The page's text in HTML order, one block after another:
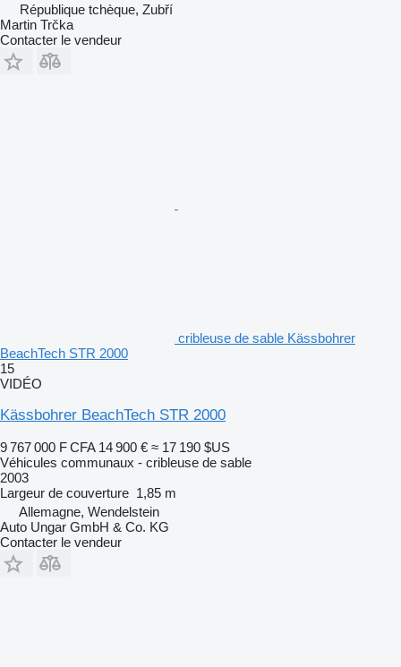
République tchèque, Zubří
Martin Trčka
Contacter le vendeur
cribleuse de sable Kässbohrer
BeachTech STR 2000
15
VIDÉO
Kässbohrer BeachTech STR 2000
9 767 000 F CFA 14 900 € ≈ 17 190 $US
Véhicules communaux - cribleuse de sable
2003
Largeur de couverture 1,85 m
Allemagne, Wendelstein
Auto Ungar GmbH & Co. KG
Contacter le vendeur